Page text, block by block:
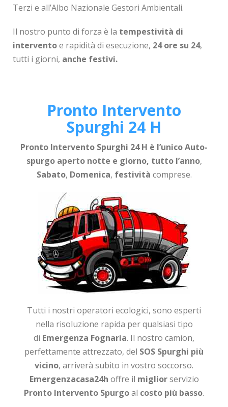
Terzi e all’Albo Nazionale Gestori Ambientali.
Il nostro punto di forza è la tempestività di
interventoe rapidità di esecuzione, 24 ore su 24,
tutti i giorni, anche festivi.
Pronto Intervento
Spurghi 24 H
Pronto Intervento Spurghi 24 H è l’unicoAuto-
spurgo aperto notte e giorno, tutto l’anno,
Sabato, Domenica, festività comprese.
Tutti i nostri operatori ecologici, sono esperti
nella risoluzione rapida per qualsiasi tipo
di Emergenza Fognaria. Il nostro camion,
perfettamente attrezzato, del SOS Spurghi più
vicino, arriverà subito in vostro soccorso.
Emergenzacasa24h offre il migliorservizio
Pronto Intervento Spurgoal costo più basso.